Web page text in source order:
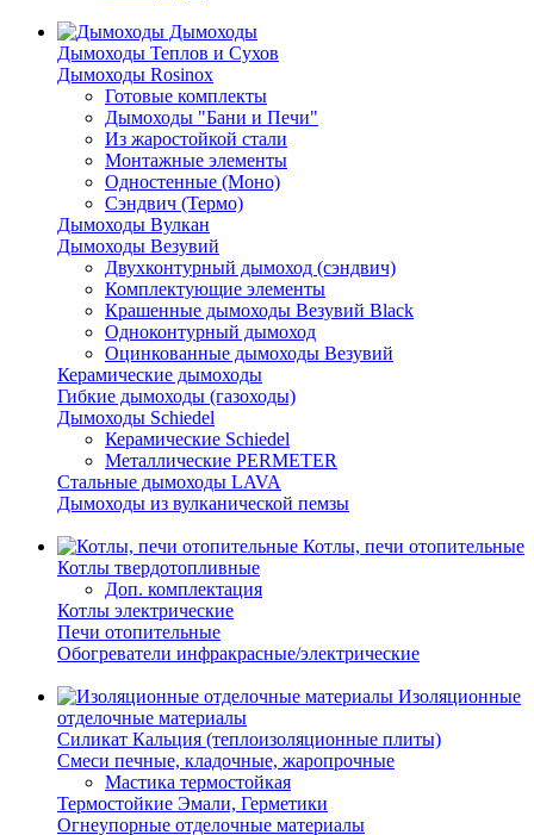
Дымоходы
Дымоходы Теплов и Сухов
Дымоходы Rosinox
Готовые комплекты
Дымоходы "Бани и Печи"
Из жаростойкой стали
Монтажные элементы
Одностенные (Моно)
Сэндвич (Термо)
Дымоходы Вулкан
Дымоходы Везувий
Двухконтурный дымоход (сэндвич)
Комплектующие элементы
Крашенные дымоходы Везувий Black
Одноконтурный дымоход
Оцинкованные дымоходы Везувий
Керамические дымоходы
Гибкие дымоходы (газоходы)
Дымоходы Schiedel
Керамические Schiedel
Металлические PERMETER
Стальные дымоходы LAVA
Дымоходы из вулканической пемзы
Котлы, печи отопительные
Котлы твердотопливные
Доп. комплектация
Котлы электрические
Печи отопительные
Обогреватели инфракрасные/электрические
Изоляционные
отделочные материалы
Силикат Кальция (теплоизоляционные плиты)
Смеси печные, кладочные, жаропрочные
Мастика термостойкая
Термостойкие Эмали, Герметики
Огнеупорные отделочные материалы